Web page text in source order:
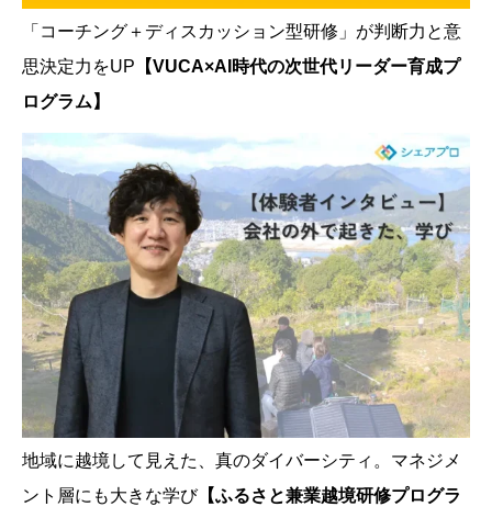
「コーチング＋ディスカッション型研修」が判断力と意
思決定力をUP 【VUCA×AI時代の次世代リーダー育成プ
ログラム】
地域に越境して見えた、真のダイバーシティ。マネジメ
ント層にも大きな学び【ふるさと兼業越境研修プログラ